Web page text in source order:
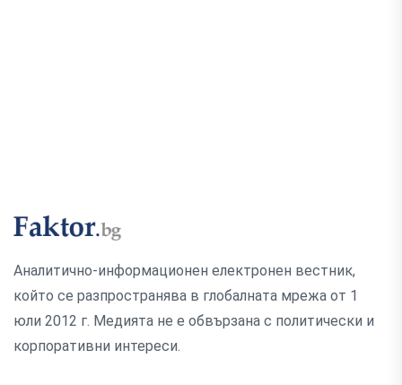
Аналитично-информационен електронен вестник,
който се разпространява в глобалната мрежа от 1
юли 2012 г. Медията не е обвързана с политически и
корпоративни интереси.